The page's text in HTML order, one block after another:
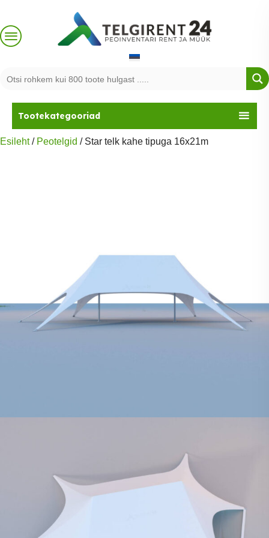
content
Tootekategooriad
Esileht/ Peotelgid / Star telk kahe tipuga 16x21m